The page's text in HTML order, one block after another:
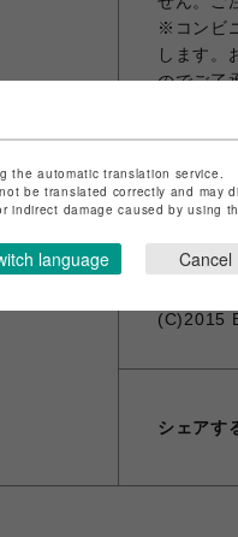
※コンビ
します。
のでご了
※クレジ
まう場
※お届け
※ギフト
※海外発
(C)2015
シェアす
the automatic translation service.
be translated correctly and
damage caused by using
language Cancel